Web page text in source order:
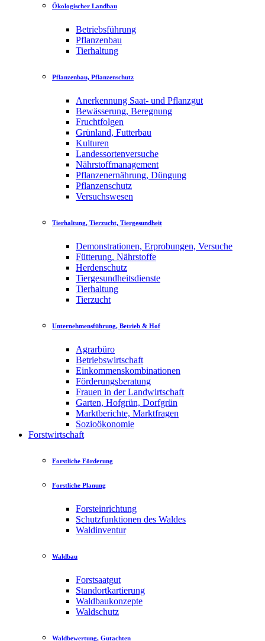
Ökologischer Landbau
Betriebsführung
Pflanzenbau
Tierhaltung
Pflanzenbau, Pflanzenschutz
Anerkennung Saat- und Pflanzgut
Bewässerung, Beregnung
Fruchtfolgen
Grünland, Futterbau
Kulturen
Landessortenversuche
Nährstoffmanagement
Pflanzenernährung, Düngung
Pflanzenschutz
Versuchswesen
Tierhaltung, Tierzucht, Tiergesundheit
Demonstrationen, Erprobungen, Versuche
Fütterung, Nährstoffe
Herdenschutz
Tiergesundheitsdienste
Tierhaltung
Tierzucht
Unternehmensführung, Betrieb & Hof
Agrarbüro
Betriebswirtschaft
Einkommenskombinationen
Förderungsberatung
Frauen in der Landwirtschaft
Garten, Hofgrün, Dorfgrün
Marktberichte, Marktfragen
Sozioökonomie
Forstwirtschaft
Forstliche Förderung
Forstliche Planung
Forsteinrichtung
Schutzfunktionen des Waldes
Waldinventur
Waldbau
Forstsaatgut
Standortkartierung
Waldbaukonzepte
Waldschutz
Waldbewertung, Gutachten